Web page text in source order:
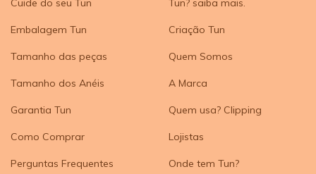
Cuide do seu Tun
Embalagem Tun
Tamanho das peças
Tamanho dos Anéis
Garantia Tun
Como Comprar
Perguntas Frequentes
Tun? saiba mais.
Criação Tun
Quem Somos
A Marca
Quem usa? Clipping
Lojistas
Onde tem Tun?